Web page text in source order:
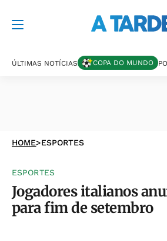
ÚLTIMAS NOTÍCIAS COPA DO MUNDO
HOME>ESPORTES
ESPORTES
Jogadores italianos
para fim de setembro